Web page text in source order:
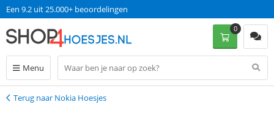
Een 9.2 uit 25.000+ beoordelingen
Menu
0
Terug
Terug naar Nokia Hoesjes